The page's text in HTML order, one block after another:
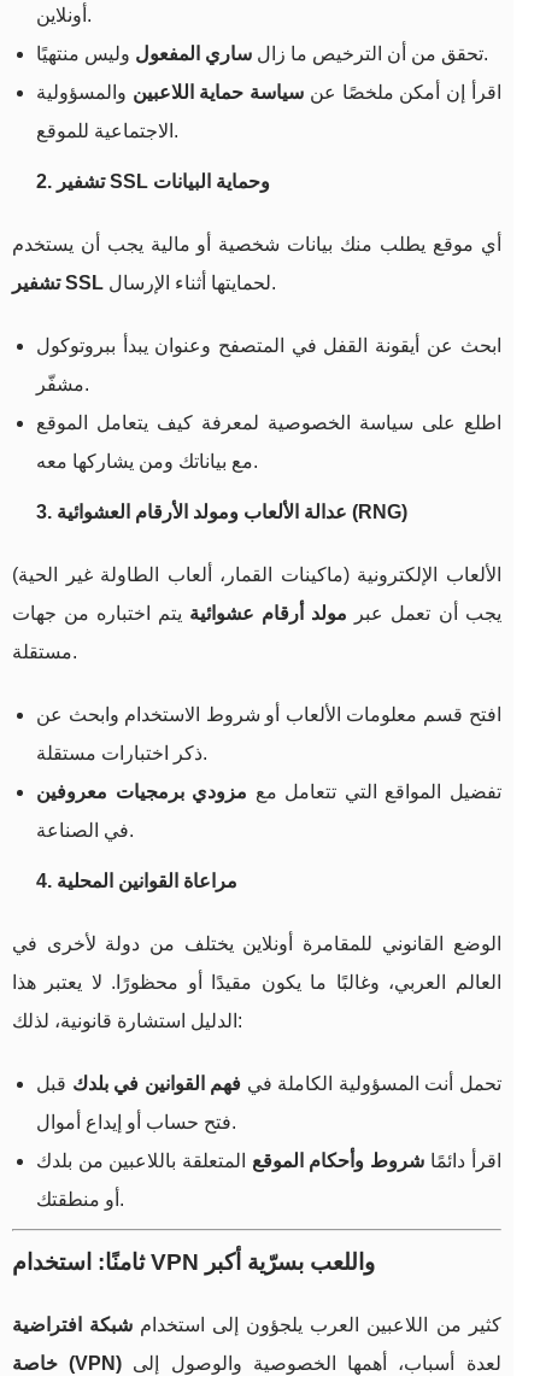
أونلاين.
تحقق من أن الترخيص ما زال ساري المفعول
وليس منتهيًا.
اقرأ إن أمكن ملخصًا عن سياسة حماية اللاعبين والمسؤولية
الاجتماعية للموقع.
2. تشفير SSL وحماية البيانات
أي موقع يطلب منك بيانات شخصية أو مالية يجب أن يستخدم
تشفير SSL
لحمايتها أثناء الإرسال.
ابحث عن أيقونة القفل في المتصفح وعنوان يبدأ ببروتوكول
مشفّر.
اطلع على سياسة الخصوصية لمعرفة كيف يتعامل الموقع
مع بياناتك ومن يشاركها معه.
3. عدالة الألعاب ومولد الأرقام العشوائية (RNG)
الألعاب الإلكترونية (ماكينات القمار، ألعاب الطاولة غير الحية)
يجب أن تعمل عبر مولد أرقام عشوائية يتم اختباره من جهات
مستقلة.
افتح قسم معلومات الألعاب أو شروط الاستخدام وابحث عن
ذكر اختبارات مستقلة.
تفضيل المواقع التي تتعامل مع مزودي برمجيات معروفين
في الصناعة.
4. مراعاة القوانين المحلية
الوضع القانوني للمقامرة أونلاين يختلف من دولة لأخرى في
العالم العربي، وغالبًا ما يكون مقيدًا أو محظورًا. لا يعتبر هذا
الدليل استشارة قانونية، لذلك:
تحمل أنت المسؤولية الكاملة في فهم القوانين في بلدك قبل
فتح حساب أو إيداع أموال.
اقرأ دائمًا شروط وأحكام الموقع المتعلقة باللاعبين من بلدك
أو منطقتك.
ثامنًا: استخدام VPN واللعب بسرّية أكبر
كثير من اللاعبين العرب يلجؤون إلى استخدام شبكة افتراضية
خاصة (VPN)